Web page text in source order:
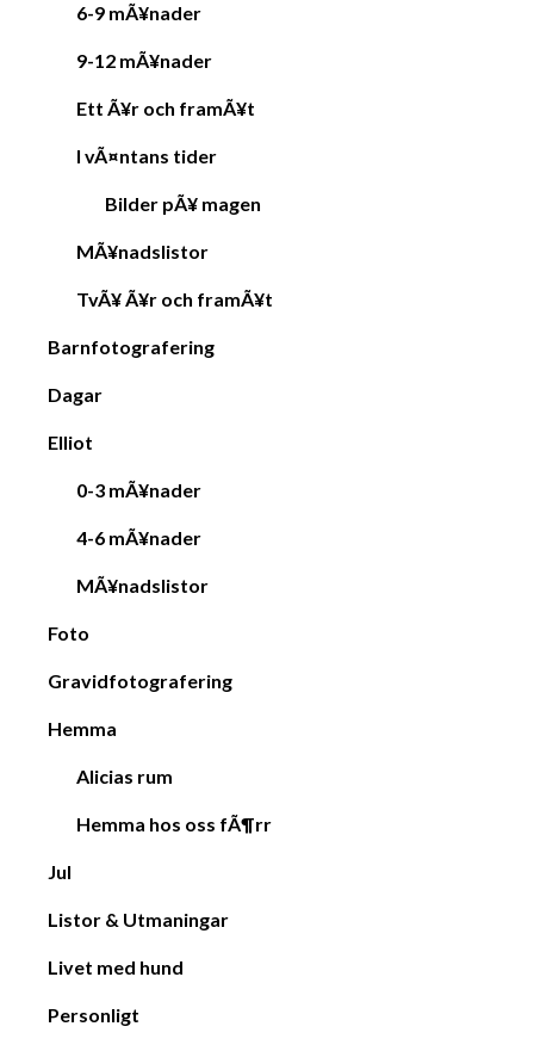
6-9 mÃ¥nader
9-12 mÃ¥nader
Ett Ã¥r och framÃ¥t
I vÃ¤ntans tider
Bilder pÃ¥ magen
MÃ¥nadslistor
TvÃ¥ Ã¥r och framÃ¥t
Barnfotografering
Dagar
Elliot
0-3 mÃ¥nader
4-6 mÃ¥nader
MÃ¥nadslistor
Foto
Gravidfotografering
Hemma
Alicias rum
Hemma hos oss fÃ¶rr
Jul
Listor & Utmaningar
Livet med hund
Personligt